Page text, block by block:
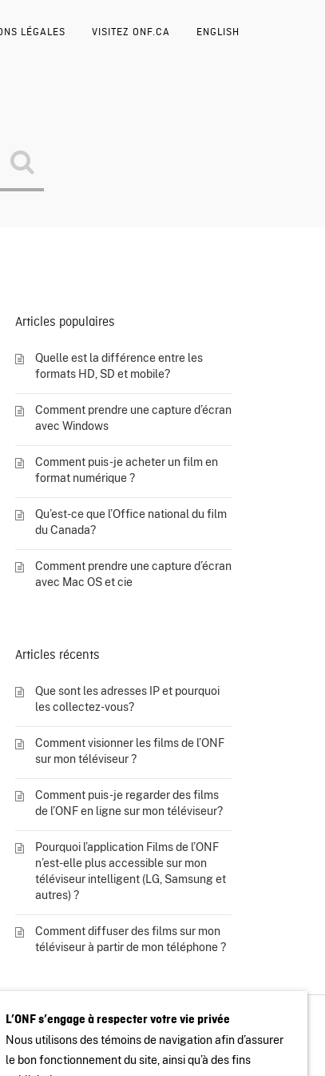
LÉGALES VISITEZ ONF.CA ENGLISH
Articles populaires
Quelle est la différence entre les
formats HD, SD et mobile?
Comment prendre une capture d’écran
avec Windows
Comment puis-je acheter un film en
format numérique ?
Qu’est-ce que l’Office national du film
du Canada?
Comment prendre une capture d’écran
avec Mac OS et cie
Articles récents
Que sont les adresses IP et pourquoi
les collectez-vous?
Comment visionner les films de l’ONF
sur mon téléviseur ?
Comment puis-je regarder des films
de l’ONF en ligne sur mon téléviseur?
Pourquoi l’application Films de l’ONF
n’est-elle plus accessible sur mon
téléviseur intelligent (LG, Samsung et
autres) ?
Comment diffuser des films sur mon
téléviseur à partir de mon téléphone ?
une projection publique
L’ONF s’engage à respecter votre vie privée
Nous utilisons des témoins de navigation afin d’assurer
le bon fonctionnement du site, ainsi qu’à des fins